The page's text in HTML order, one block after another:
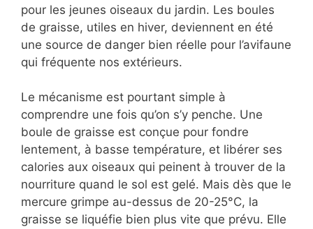
pour les jeunes oiseaux du jardin. Les boules
de graisse, utiles en hiver, deviennent en été
une source de danger bien réelle pour l’avifaune
qui fréquente nos extérieurs.
Le mécanisme est pourtant simple à
comprendre une fois qu’on s’y penche. Une
boule de graisse est conçue pour fondre
lentement, à basse température, et libérer ses
calories aux oiseaux qui peinent à trouver de la
nourriture quand le sol est gelé. Mais dès que le
mercure grimpe au-dessus de 20-25°C, la
graisse se liquéfie bien plus vite que prévu. Elle